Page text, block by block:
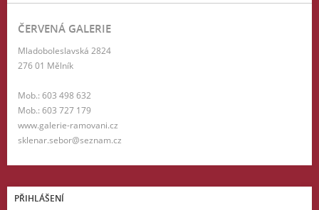
ČERVENÁ GALERIE
Mladoboleslavská 2824
276 01 Mělník
Mob.: 603 498 632
Mob.: 603 727 179
www.galerie-ramovani.cz
sklenar.sebor@seznam.cz
PŘIHLÁŠENÍ